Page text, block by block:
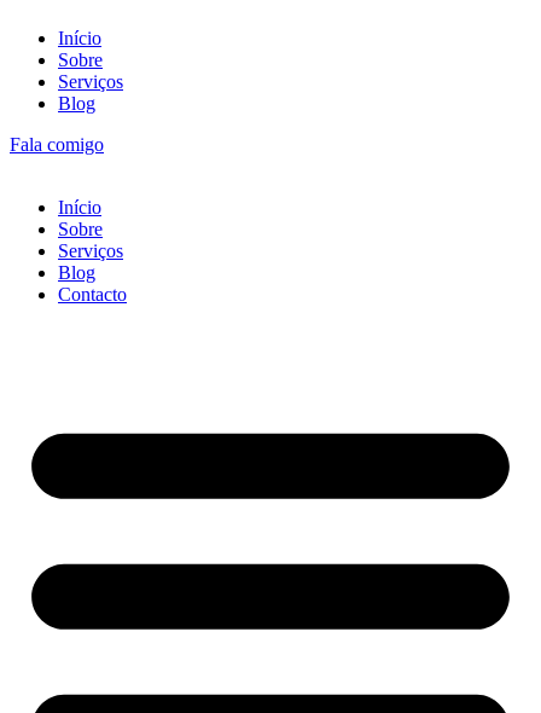
Início
Sobre
Serviços
Blog
Fala comigo
Início
Sobre
Serviços
Blog
Contacto